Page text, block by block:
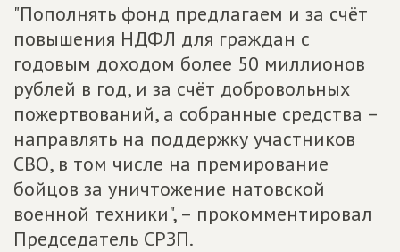
"Пополнять фонд предлагаем и за счёт
повышения НДФЛ для граждан с
годовым доходом более 50 миллионов
рублей в год, и за счёт добровольных
пожертвований, а собранные средства –
направлять на поддержку участников
СВО, в том числе на премирование
бойцов за уничтожение натовской
военной техники", – прокомментировал
Председатель СРЗП.